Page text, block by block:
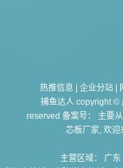
热推信息 企业分站
捕鱼达人 copyright ©
reserved 备案号： 主要
芯板厂家, 欢迎
主营区域： 广东